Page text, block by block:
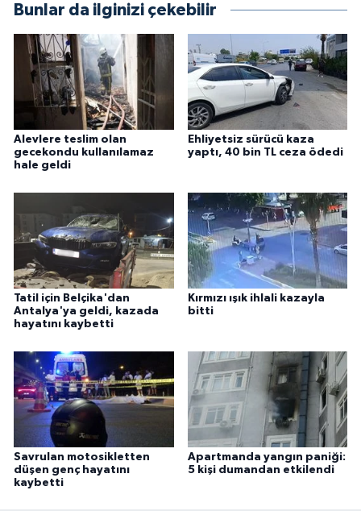
Bunlar da ilginizi çekebilir
Alevlere teslim olan
gecekondu kullanılamaz
hale geldi
Ehliyetsiz sürücü kaza
yaptı, 40 bin TL ceza ödedi
Tatil için Belçika'dan
Antalya'ya geldi, kazada
hayatını kaybetti
Kırmızı ışık ihlali kazayla
bitti
Savrulan motosikletten
düşen genç hayatını
kaybetti
Apartmanda yangın paniği:
5 kişi dumandan etkilendi